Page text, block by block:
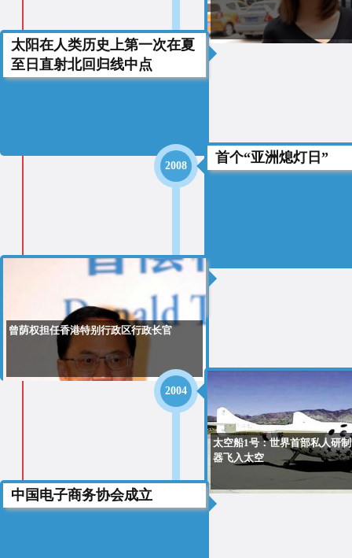
2009
太阳在人类历史上第一次在夏
至日直射北回归线中点
2008
首个“亚洲熄灯日”
曾荫权担任香港特别行政区行政长官
2004
太空船1号：世界首部私人研
器飞入太空
中国电子商务协会成立